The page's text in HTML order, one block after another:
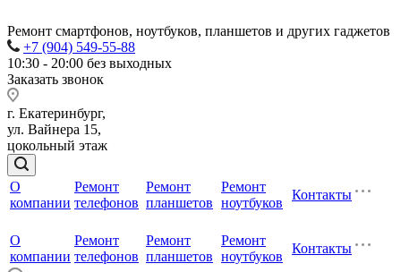
Ремонт смартфонов, ноутбуков, планшетов и других гаджетов
+7 (904) 549-55-88
10:30 - 20:00 без выходных
Заказать звонок
г. Екатеринбург,
ул. Вайнера 15,
цокольный этаж
О
компании
Ремонт
телефонов
Ремонт
планшетов
Ремонт
ноутбуков
Контакты
О
компании
Ремонт
телефонов
Ремонт
планшетов
Ремонт
ноутбуков
Контакты